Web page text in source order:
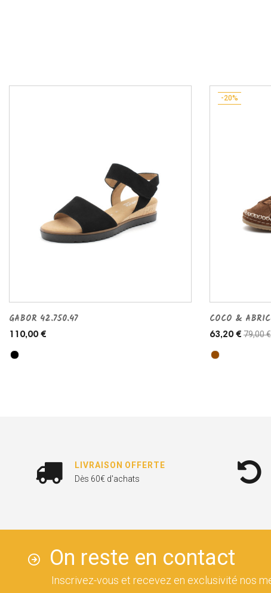
GABOR 42.750.47
110,00 €
-20%
COCO &
63,20 € 79,00 €
LIVRAISON OFFERTE
Dès 60€ d'achats
On reste en contact
Inscrivez-vous et recevez en exclusivité nos